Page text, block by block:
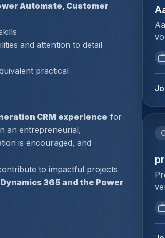
Automate, Customer
and attention to detail
practical
CRM experience for
an entrepreneurial,
is encouraged, and
to impactful projects
365 and the Power
et
of
te